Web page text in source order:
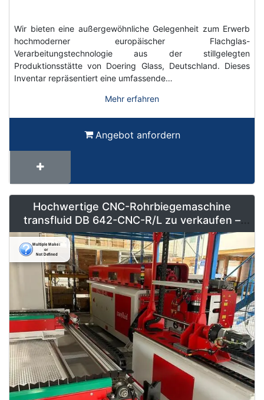
Wir bieten eine außergewöhnliche Gelegenheit zum Erwerb
hochmoderner europäischer Flachglas-
Verarbeitungstechnologie aus der stillgelegten
Produktionsstätte von Doering Glass, Deutschland. Dieses
Inventar repräsentiert eine umfassende…
Mehr erfahren
Angebot anfordern
Hochwertige CNC-Rohrbiegemaschine
transfluid DB 642-CNC-R/L zu verkaufen –
Vollautomatisiert & Neuwertig